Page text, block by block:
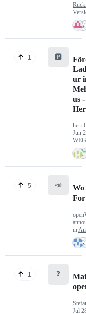
1 🅿️
ur
us -
heri-
Jun
5 📣
Wo
in
1 ❓
Jul